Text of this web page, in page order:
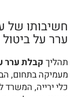
חשיבותו של
ערר על
תהליךקבלת ערר
מעמיקה בתחום,
כלי ירייה, המשרד